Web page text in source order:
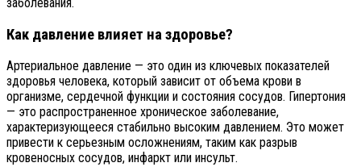
Как давление влияет на здоровье?
Артериальное давление — это один из ключевых показателей
здоровья человека, который зависит от объема крови в
организме, сердечной функции и состояния сосудов. Гипертония
— это распространенное хроническое заболевание,
характеризующееся стабильно высоким давлением. Это может
привести к серьезным осложнениям, таким как разрыв
кровеносных сосудов, инфаркт или инсульт.